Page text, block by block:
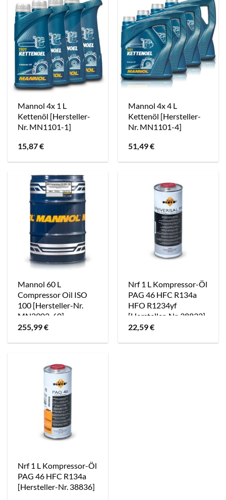
Mannol 4x 1 L
Kettenöl [Hersteller-
Nr. MN1101-1]
15,87€
Mannol 4x 4 L
Kettenöl [Hersteller-
Nr. MN1101-4]
51,49€
Mannol 60 L
Compressor Oil ISO
100 [Hersteller-Nr.
MN2902-60]
255,99€
Nrf 1 L Kompressor-Öl
PAG 46 HFC R134a
HFO R1234yf
[Hersteller-Nr. 38832]
22,59€
Nrf 1 L Kompressor-Öl
PAG 46 HFC R134a
[Hersteller-Nr. 38836]